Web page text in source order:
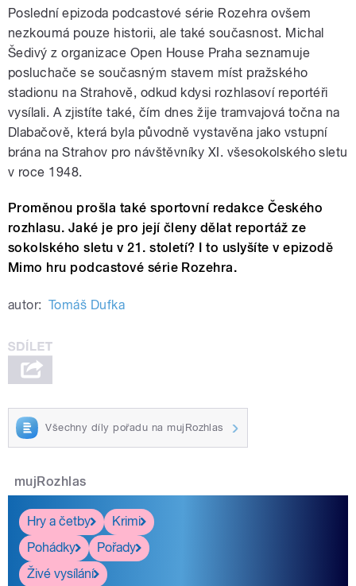
Poslední epizoda podcastové série Rozehra ovšem
nezkoumá pouze historii, ale také současnost. Michal
Šedivý z organizace Open House Praha seznamuje
posluchače se současným stavem míst pražského
stadionu na Strahově, odkud kdysi rozhlasoví reportéři
vysílali. A zjistíte také, čím dnes žije tramvajová točna na
Dlabačově, která byla původně vystavěna jako vstupní
brána na Strahov pro návštěvníky XI. všesokolského sletu
v roce 1948.
Proměnou prošla také sportovní redakce Českého
rozhlasu. Jaké je pro její členy dělat reportáž ze
sokolského sletu v 21. století? I to uslyšíte v epizodě
Mimo hru podcastové série Rozehra.
autor: Tomáš Dufka
Všechny díly pořadu na mujRozhlas
mujRozhlas
Hry a četby
Krimi
Pohádky
Pořady
Živé vysílání